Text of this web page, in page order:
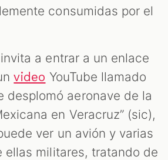
consumidas por el
a entrar a un enlace
video YouTube llamado
desplomó aeronave de la
en Veracruz” (sic),
ver un avión y varias
ellas militares, tratando de